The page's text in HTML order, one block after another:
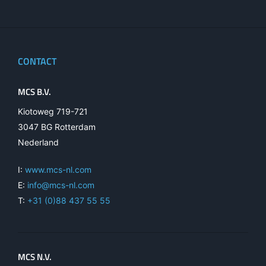
CONTACT
MCS B.V.
Kiotoweg 719-721
3047 BG Rotterdam
Nederland
I: www.mcs-nl.com
E: info@mcs-nl.com
T: +31 (0)88 437 55 55
MCS N.V.